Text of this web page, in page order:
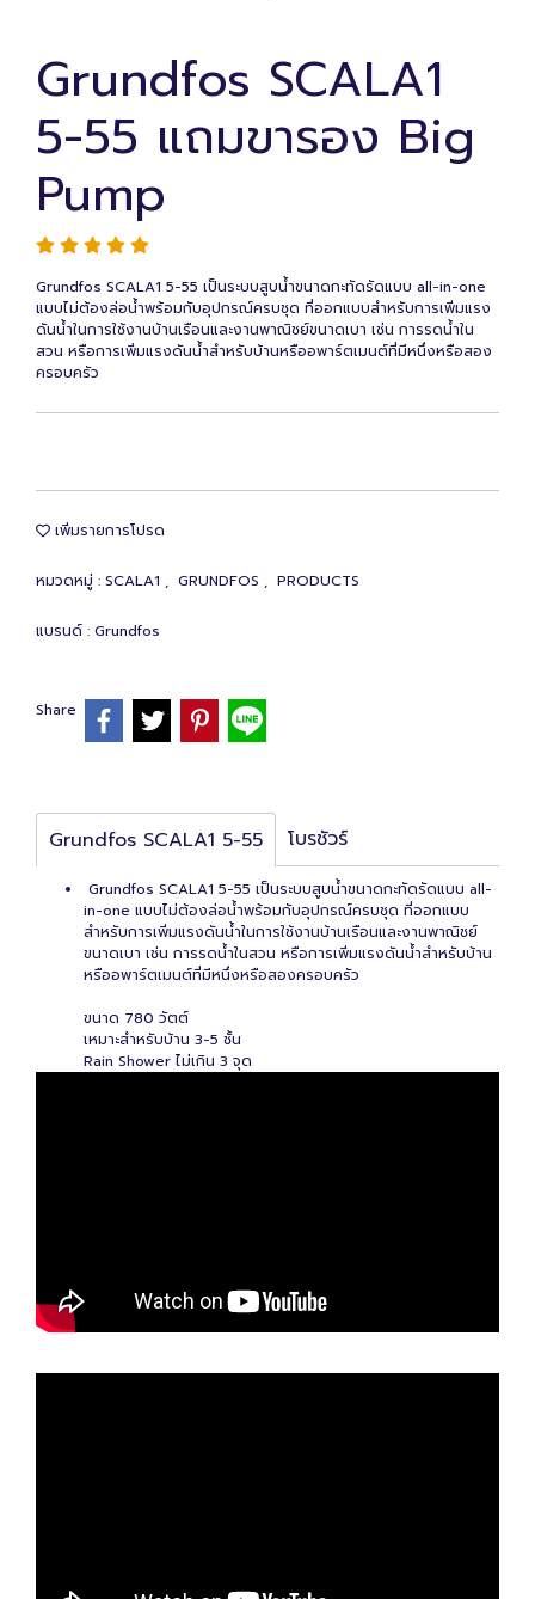
Grundfos SCALA1
5-55 แถมขารอง Big
Pump
Grundfos SCALA1 5-55 เป็นระบบสูบน้ำขนาดกะทัดรัดแบบ all-in-one
แบบไม่ต้องล่อน้ำพร้อมกับอุปกรณ์ครบชุด ที่ออกแบบสำหรับการเพิ่มแรง
ดันน้ำในการใช้งานบ้านเรือนและงานพาณิชย์ขนาดเบา เช่น การรดน้ำใน
สวน หรือการเพิ่มแรงดันน้ำสำหรับบ้านหรืออพาร์ตเมนต์ที่มีหนึ่งหรือสอง
ครอบครัว
เพิ่มรายการโปรด
หมวดหมู่ : SCALA1 , GRUNDFOS , PRODUCTS
แบรนด์ : Grundfos
Share
Grundfos SCALA1 5-55 โบรชัวร์
Grundfos SCALA1 5-55 เป็นระบบสูบน้ำขนาดกะทัดรัดแบบ all-
in-one แบบไม่ต้องล่อน้ำพร้อมกับอุปกรณ์ครบชุด ที่ออกแบบ
สำหรับการเพิ่มแรงดันน้ำในการใช้งานบ้านเรือนและงานพาณิชย์
ขนาดเบา เช่น การรดน้ำในสวน หรือการเพิ่มแรงดันน้ำสำหรับบ้าน
หรืออพาร์ตเมนต์ที่มีหนึ่งหรือสองครอบครัว
ขนาด 780 วัตต์
เหมาะสำหรับบ้าน 3-5 ชั้น
Rain Shower ไม่เกิน 3 จุด